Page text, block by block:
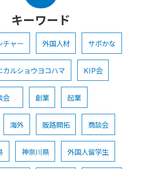
キーワード
チャー 外国人材 サポかな
カルショウヨコハマ KIP会
会 創業 起業
海外 販路開拓 商談会
神奈川県 外国人留学生